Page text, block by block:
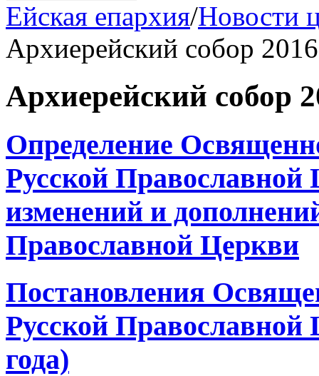
Ейская епархия/Новости
Архиерейский собор 2016
Архиерейский собор
Определение
Русской Православной
изменений и
Православной Церкви
Постановления
Русской Православной
года)